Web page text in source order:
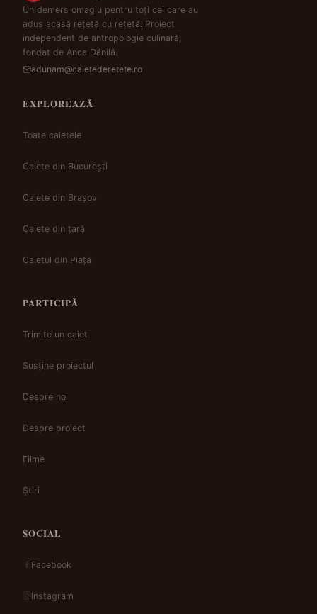
Un demers omagiu pentru toți cei care au
adus acasă rețetă cu rețetă. Proiect
independent de antropologie culinară,
fondat de Anca Dănilă.
adunam@caietederetete.ro
EXPLOREAZĂ
Toate caietele
Caiete din București
Caiete din Brașov
Caiete din țară
Caietul din Piață
PARTICIPĂ
Trimite un caiet
Susține proiectul
Despre noi
Despre proiect
Filme
Știri
SOCIAL
Facebook
Instagram